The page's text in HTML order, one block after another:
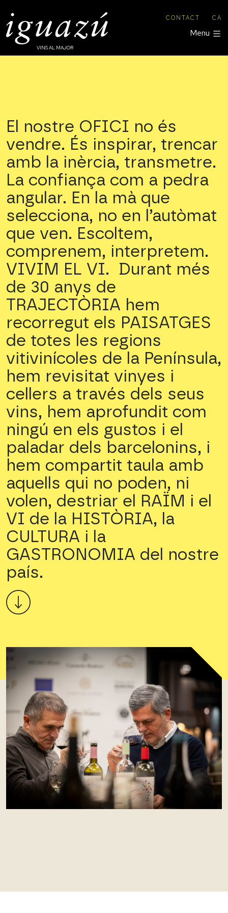
CONTACT CA
Menu
VINS AL MAJOR
El nostre OFICI no és
vendre. És inspirar, trencar
amb la inèrcia, transmetre.
La confiança com a pedra
angular. En la mà que
selecciona, no en l’autòmat
que ven. Escoltem,
comprenem, interpretem.
VIVIM EL VI. Durant més
de 30 anys de
TRAJECTÒRIA hem
recorregut els PAISATGES
de totes les regions
vitivinícoles de la Península,
hem revisitat vinyes i
cellers a través dels seus
vins, hem aprofundit com
ningú en els gustos i el
paladar dels barcelonins, i
hem compartit taula amb
aquells qui no poden, ni
volen, destriar el RAÏM i el
VI de la HISTÒRIA, la
CULTURA i la
GASTRONOMIA del nostre
país.